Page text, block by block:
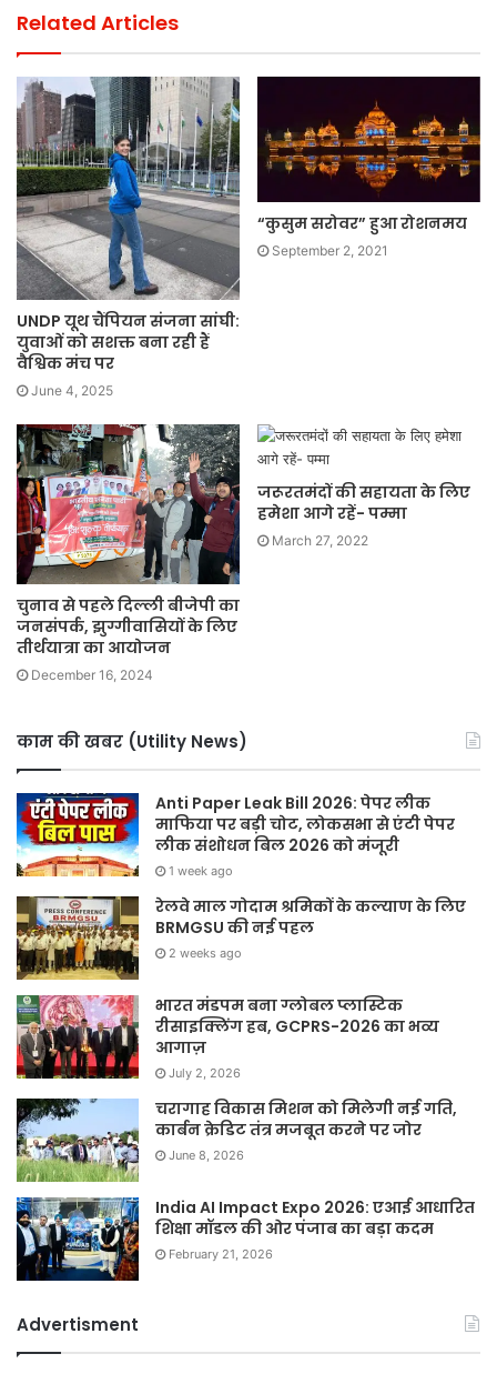
Related Articles
UNDP यूथ चैंपियन संजना सांघी:
युवाओं को सशक्त बना रही हैं
वैश्विक मंच पर
June 4, 2025
“कुसुम सरोवर” हुआ रोशनमय
September 2, 2021
चुनाव से पहले दिल्ली बीजेपी का
जनसंपर्क, झुग्गीवासियों के लिए
तीर्थयात्रा का आयोजन
December 16, 2024
जरूरतमंदों की सहायता के लिए
हमेशा आगे रहें- पम्मा
March 27, 2022
काम की खबर (Utility News)
Anti Paper Leak Bill 2026: पेपर लीक
माफिया पर बड़ी चोट, लोकसभा से एंटी पेपर
लीक संशोधन बिल 2026 को मंजूरी
1 week ago
रेलवे माल गोदाम श्रमिकों के कल्याण के लिए
BRMGSU की नई पहल
2 weeks ago
भारत मंडपम बना ग्लोबल प्लास्टिक
रीसाइक्लिंग हब, GCPRS-2026 का भव्य
आगाज़
July 2, 2026
चरागाह विकास मिशन को मिलेगी नई गति,
कार्बन क्रेडिट तंत्र मजबूत करने पर जोर
June 8, 2026
India AI Impact Expo 2026: एआई आधारित
शिक्षा मॉडल की ओर पंजाब का बड़ा कदम
February 21, 2026
Advertisment